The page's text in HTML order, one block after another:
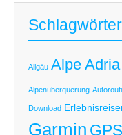
Schlagwörter
Allgäu Alpe Adria
Alpenüberquerung
Download
Garmin GPS